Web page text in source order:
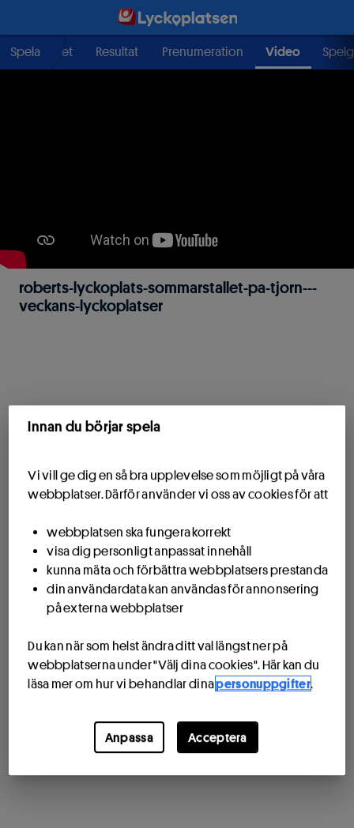
Spela
Välgörenhet Resultat Prenumeration Video
roberts-lyckoplats-sommarstallet-pa-tjorn---
veckans-lyckoplatser
Innan du börjar spela
Vi vill ge dig en så bra upplevelse som möjligt på våra
webbplatser. Därför använder vi oss av cookies för att
webbplatsen ska fungera korrekt
visa dig personligt anpassat innehåll
kunna mäta och förbättra webbplatsers prestanda
din användardata kan användas för annonsering
på externa webbplatser
Du kan när som helst ändra ditt val längst ner på
webbplatserna under "Välj dina cookies". Här kan du
läsa mer om hur vi behandlar dinapersonuppgifter.
Anpassa Acceptera